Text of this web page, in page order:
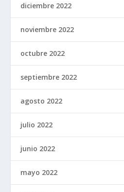
diciembre 2022
noviembre 2022
octubre 2022
septiembre 2022
agosto 2022
julio 2022
junio 2022
mayo 2022